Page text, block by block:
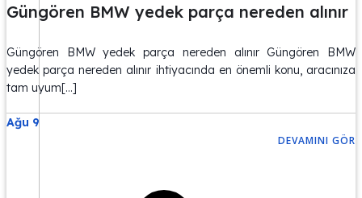
Güngören BMW yedek parça nereden alınır
Güngören BMW yedek parça nereden alınır Güngören BMW
yedek parça nereden alınır ihtiyacında en önemli konu, aracınıza
tam uyum[…]
Ağu 9
DEVAMINI GÖR